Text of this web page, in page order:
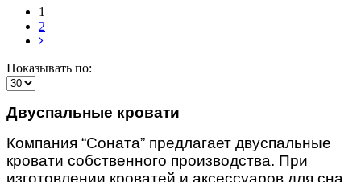
1
2
Показывать по:
Двуспальные кровати
Компания “Соната” предлагает двуспальные
кровати собственного производства. При
изготовлении кроватей и аксессуаров для сна